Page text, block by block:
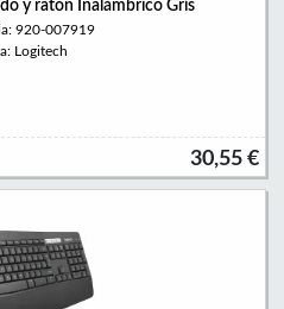
y ratón Inalámbrico Gris
920-007919
Logitech
30,55 €